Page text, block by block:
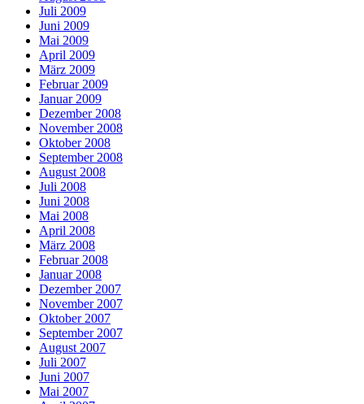
Juli 2009
Juni 2009
Mai 2009
April 2009
März 2009
Februar 2009
Januar 2009
Dezember 2008
November 2008
Oktober 2008
September 2008
August 2008
Juli 2008
Juni 2008
Mai 2008
April 2008
März 2008
Februar 2008
Januar 2008
Dezember 2007
November 2007
Oktober 2007
September 2007
August 2007
Juli 2007
Juni 2007
Mai 2007